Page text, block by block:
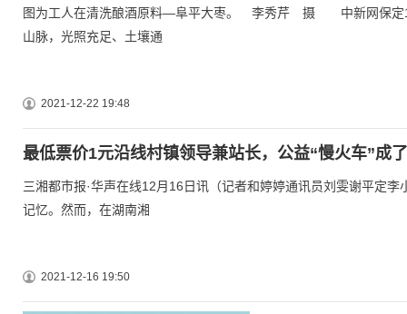
图为工人在清洗酿酒原料—阜平大枣。 李秀芹 摄 中新网保定
山脉，光照充足、土壤通
2021-12-22 19:48
最低票价1元沿线村镇领导兼站长，公益“慢火车”成
三湘都市报·华声在线12月16日讯（记者和婷婷通讯员刘雯谢平定
记忆。然而，在湖南湘
2021-12-16 19:50